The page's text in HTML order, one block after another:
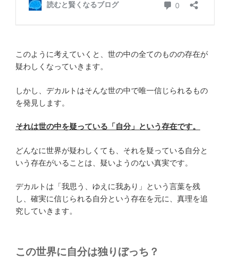
このように考えていくと、世の中の全てのものの存在が
疑わしくなっていきます。
しかし、デカルトはそんな世の中で唯一信じられるもの
を発見します。
それは世の中を疑っている「自分」という存在です。
どんなに世界が疑わしくても、それを疑っている自分と
いう存在がいることは、疑いようのない真実です。
デカルトは「我思う、ゆえに我あり」という言葉を残
し、確実に信じられる自分という存在を元に、真理を追
究していきます。
この世界に自分は独りぼっち？